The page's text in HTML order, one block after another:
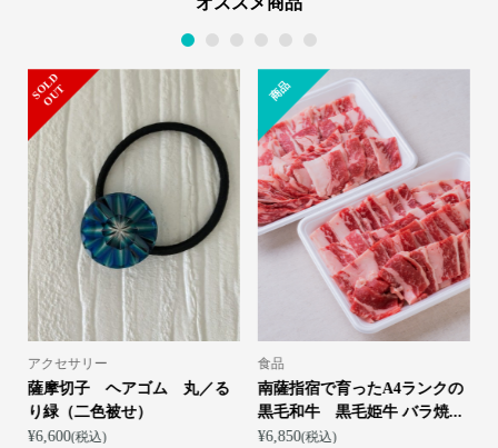
S
O
L
D
O
U
T
アクセサリー
薩摩切子 ヘアゴム 丸／る
り緑（二色被せ）
¥6,600(税込)
商品
食品
南薩指宿で育ったA4ランクの
黒毛和牛 黒毛姫牛 バラ焼...
¥6,850(税込)
1 2 3 4 5 6